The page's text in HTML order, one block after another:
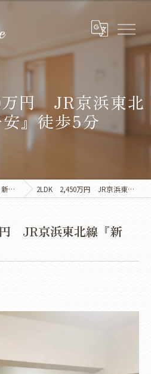
円 JR京浜東北
』徒歩5分
新着物件 2LDK 2,450万円 JR京浜東北線『新子安』徒歩5分
JR京浜東北線『新